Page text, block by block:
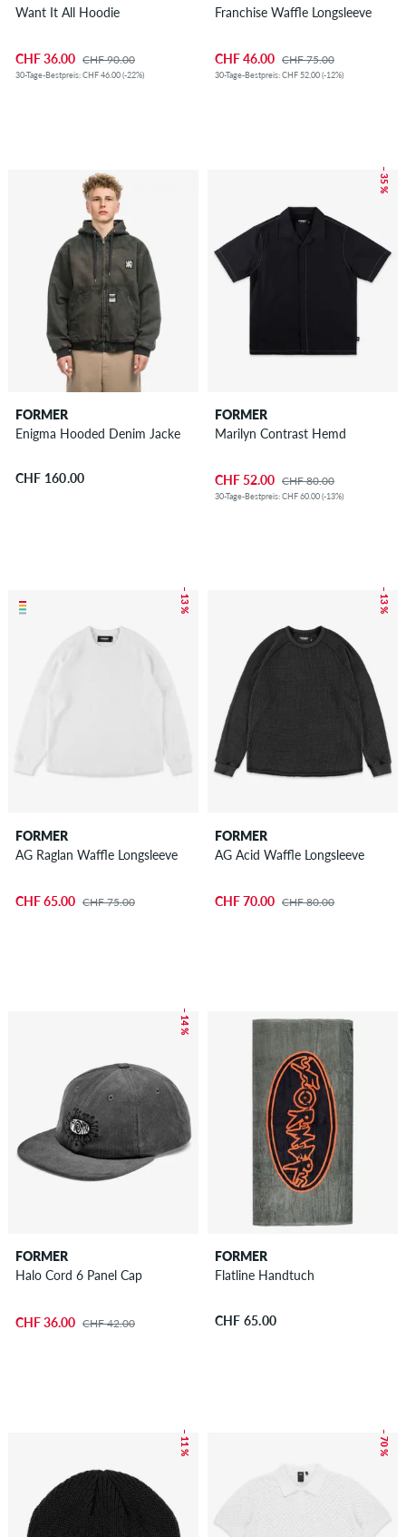
Want It All Hoodie
CHF 36.00 CHF 90.00
30-Tage-Bestpreis: CHF 46.00 (-22%)
Franchise Waffle Longsleeve
CHF 46.00 CHF 75.00
30-Tage-Bestpreis: CHF 52.00 (-12%)
FORMER
Enigma Hooded Denim Jacke
CHF 160.00
– 35 %
FORMER
Marilyn Contrast Hemd
CHF 52.00 CHF 80.00
30-Tage-Bestpreis: CHF 60.00 (-13%)
– 13 %
FORMER
AG Raglan Waffle Longsleeve
CHF 65.00 CHF 75.00
– 13 %
FORMER
AG Acid Waffle Longsleeve
CHF 70.00 CHF 80.00
– 14 %
FORMER
Halo Cord 6 Panel Cap
CHF 36.00 CHF 42.00
FORMER
Flatline Handtuch
CHF 65.00
– 11 % – 70 %